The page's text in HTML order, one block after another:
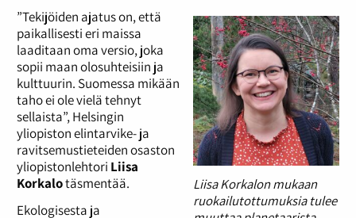
Liisa Korkalon mukaan
ruokailutottumuksia tulee
”Tekijöiden ajatus on, että
paikallisesti eri maissa
laaditaan oma versio, joka
sopii maan olosuhteisiin ja
kulttuurin. Suomessa mikään
taho ei ole vielä tehnyt
sellaista”, Helsingin
yliopiston elintarvike- ja
ravitsemustieteiden osaston
yliopistonlehtori Liisa
Korkalotäsmentää.
Ekologisesta ja